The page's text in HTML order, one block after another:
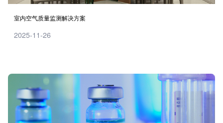
室内空气质量监测解决方案
2025-11-26